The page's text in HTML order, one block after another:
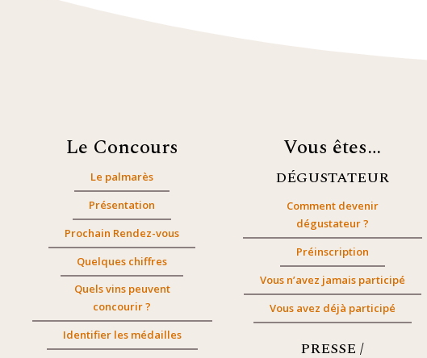
Le Concours
Le palmarès
Présentation
Prochain Rendez-vous
Quelques chiffres
Quels vins peuvent
concourir ?
Identifier les médailles
Vous êtes…
DÉGUSTATEUR
Comment devenir
dégustateur ?
Préinscription
Vous n’avez jamais participé
Vous avez déjà participé
PRESSE /